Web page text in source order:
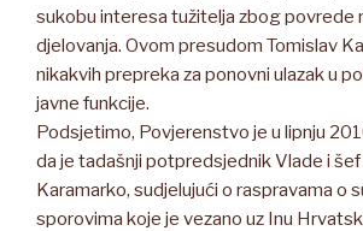
sukobu interesa tužitelja zbog povrede
djelovanja. Ovom presudom Tomislav
nikakvih prepreka za ponovni ulazak u
javne funkcije.
Podsjetimo, Povjerenstvo je u lipnju
da je tadašnji potpredsjednik Vlade i
Karamarko, sudjelujući o raspravama o
sporovima koje je vezano uz Inu